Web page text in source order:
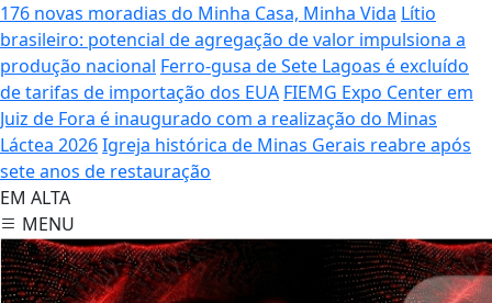
176 novas moradias do Minha Casa, Minha Vida Lítio
brasileiro: potencial de agregação de valor impulsiona a
produção nacional Ferro-gusa de Sete Lagoas é excluído
de tarifas de importação dos EUA FIEMG Expo Center em
Juiz de Fora é inaugurado com a realização do Minas
Láctea 2026Igreja histórica de Minas Gerais reabre após
sete anos de restauração
EM ALTA
MENU